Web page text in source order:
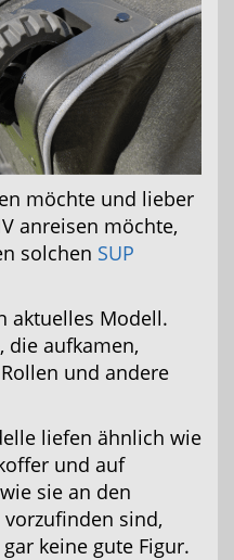
möchte und lieber
anreisen möchte,
solchen SUP
aktuelles Modell.
die aufkamen,
und andere
liefen ähnlich wie
und auf
sie an den
sind,
keine gute Figur.